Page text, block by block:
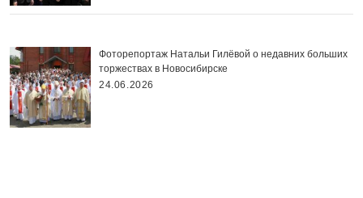
Фоторепортаж Натальи Гилёвой о недавних больших
торжествах в Новосибирске
24.06.2026